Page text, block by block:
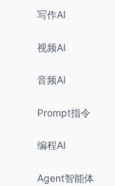
写作AI
视频AI
音频AI
Prompt指令
编程AI
Agent智能体